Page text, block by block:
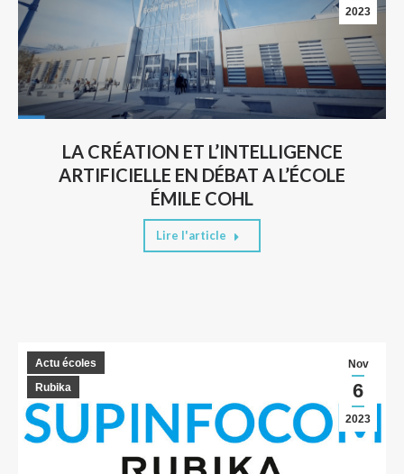
LA CRÉATION ET L’INTELLIGENCE
ARTIFICIELLE EN DÉBAT A L’ÉCOLE
ÉMILE COHL
2023
Lire l'article
Nov
6
2023
Actu écoles
Rubika